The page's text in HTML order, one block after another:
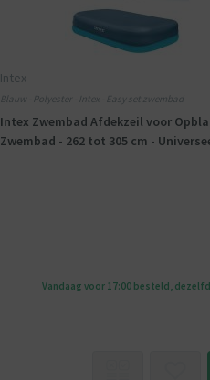
Intex
Blauw - Polyester - Intex - Easy set zwembad
Intex Zwembad Afdekzeil voor
Zwembad - 262 tot 305 cm -
Vandaag voor 17:00 besteld,